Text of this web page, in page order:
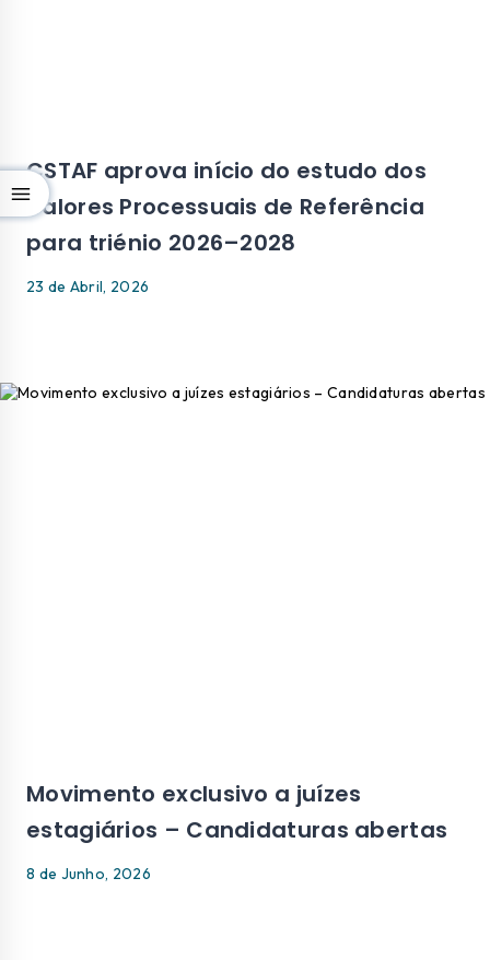
CSTAF aprova início do estudo dos
Valores Processuais de Referência
para triénio 2026–2028
23 de Abril, 2026
Movimento exclusivo a juízes
estagiários – Candidaturas abertas
8 de Junho, 2026